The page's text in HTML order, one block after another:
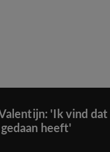
'Ik vind dat
heeft'